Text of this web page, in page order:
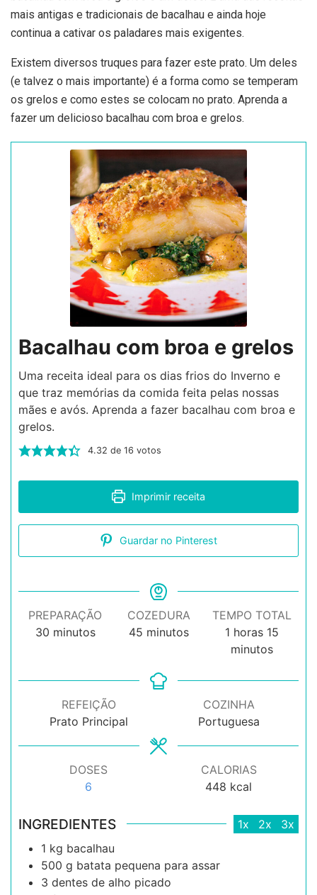
mais antigas e tradicionais de bacalhau e ainda hoje
continua a cativar os paladares mais exigentes.
Existem diversos truques para fazer este prato. Um deles
(e talvez o mais importante) é a forma como se temperam
os grelos e como estes se colocam no prato. Aprenda a
fazer um delicioso bacalhau com broa e grelos.
Bacalhau com broa e grelos
Uma receita ideal para os dias frios do Inverno e
que traz memórias da comida feita pelas nossas
mães e avós. Aprenda a fazer bacalhau com broa e
grelos.
4.32 de 16 votos
Imprimir receita
Guardar no Pinterest
PREPARAÇÃO
30minutos
minutos
COZEDURA
45minutos
minutos
TEMPO TOTAL
1 hora
horas 15
minutos
REFEIÇÃO
Prato Principal
COZINHA
Portuguesa
DOSES
6
CALORIAS
448 kcal
INGREDIENTES 1x 2x
3x
1 kg bacalhau
500 g batata pequena para assar
3 dentes de alho picado